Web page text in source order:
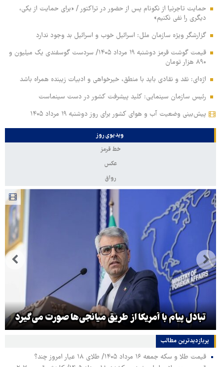
حمایت تاجرنیا از نکونام پس از حضور در تراکتور / «برای حمایت از یکی،
دیگری را نفی نکنیم»
گزارشگر ویژه سازمان ملل: اسرائیل خوب و اسرائیل بد وجود ندارد
قیمت گوشت قرمز دوشنبه ۱۹ مرداد ۱۴۰۵/ سردست گوسفندی یک میلیون و
۸۹۰ هزار تومان
اژه‌ای: نقد و نقادی باید با منطق، خیرخواهی و ادبیات زیبنده همراه باشد
رئیس سازمان سینمایی: کلید پیشرفت کشور در دست سینماست
پیش‌بینی وضعیت آب و هوای کشور برای روز دوشنبه ۱۹ مرداد ۱۴۰۵
ویدیوی روز
خط قرمز
عکس
رواق
تبادل پیام با آمریکا از طریق میانجی‌ها صورت می‌گیرد
پربازدیدترین‌ مطالب
قیمت طلا و سکه جمعه ۱۶ مرداد ۱۴۰۵/ طلای ۱۸ عیار امروز چند؟